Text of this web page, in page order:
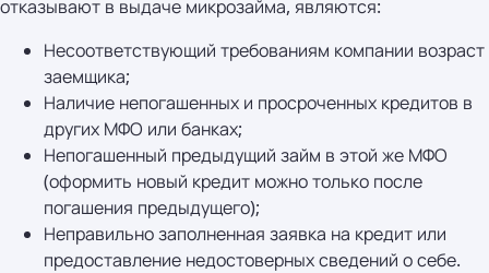
отказывают в выдаче микрозайма, являются:
Несоответствующий требованиям компании возраст
заемщика;
Наличие непогашенных и просроченных кредитов в
других МФО или банках;
Непогашенный предыдущий займ в этой же МФО
(оформить новый кредит можно только после
погашения предыдущего);
Неправильно заполненная заявка на кредит или
предоставление недостоверных сведений о себе.